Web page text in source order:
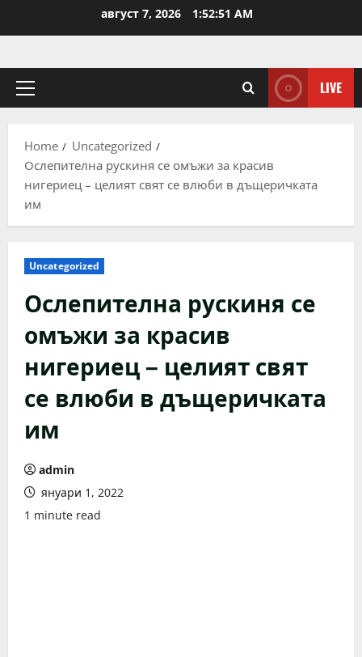
август 7, 2026 1:52:51 AM
Primary
LIVE
Home
Uncategorized
Ослепителна рускиня се омъжи за красив
нигериец – целият свят се влюби в дъщеричката
им
Uncategorized
Ослепителна рускиня се
омъжи за красив
нигериец – целият свят
се влюби в дъщеричката
им
admin
януари 1, 2022
1 minute read